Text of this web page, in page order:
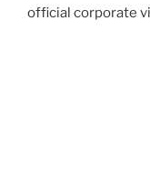
official corporate